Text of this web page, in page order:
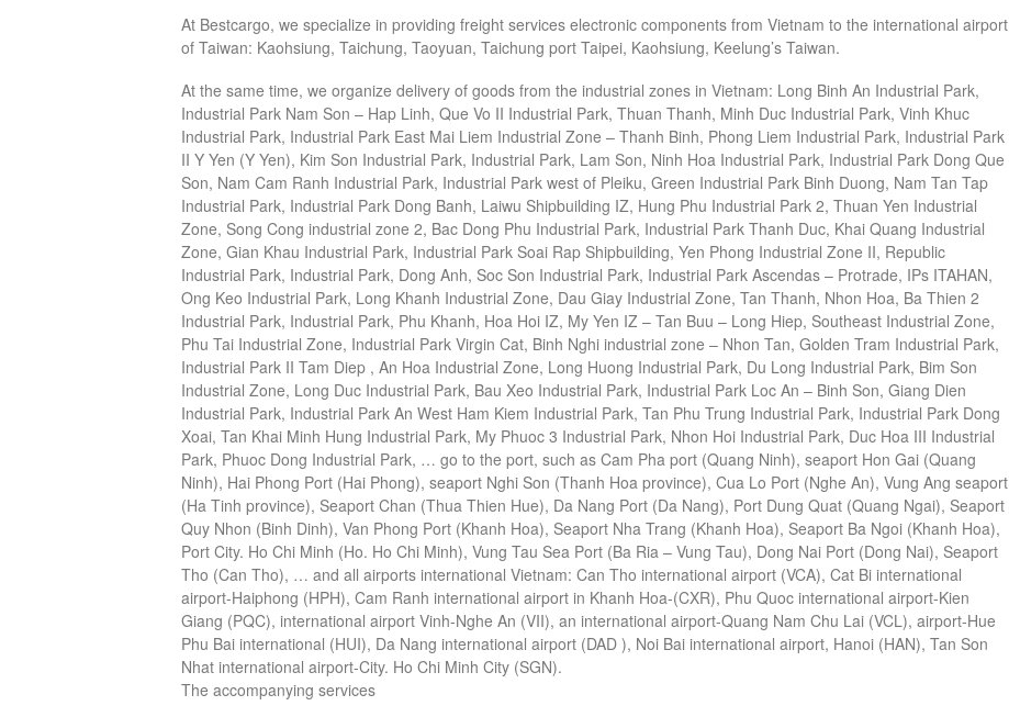
At Bestcargo, we specialize in providing freight services electronic components from Vietnam to the international airport
of Taiwan: Kaohsiung, Taichung, Taoyuan, Taichung port Taipei, Kaohsiung, Keelung’sTaiwan.
At the same time, we organize delivery of goods from the industrial zones in Vietnam: Long Binh An Industrial Park,
Industrial Park Nam Son – Hap Linh, Que Vo II Industrial Park, Thuan Thanh, Minh Duc Industrial Park, Vinh Khuc
Industrial Park, Industrial Park East Mai Liem Industrial Zone – Thanh Binh, Phong Liem Industrial Park, Industrial Park
II Y Yen (Y Yen), Kim Son Industrial Park, Industrial Park, Lam Son, Ninh Hoa Industrial Park, Industrial Park Dong Que
Son, Nam Cam Ranh Industrial Park, Industrial Park west of Pleiku, Green Industrial Park Binh Duong, Nam Tan Tap
Industrial Park, Industrial Park Dong Banh, Laiwu Shipbuilding IZ, Hung Phu Industrial Park 2, Thuan Yen Industrial
Zone, Song Cong industrial zone 2, Bac Dong Phu Industrial Park, Industrial Park Thanh Duc, Khai Quang Industrial
Zone, Gian Khau Industrial Park, Industrial Park Soai Rap Shipbuilding, Yen Phong Industrial Zone II, Republic
Industrial Park, Industrial Park, Dong Anh, Soc Son Industrial Park, Industrial Park Ascendas – Protrade, IPs ITAHAN,
Ong Keo Industrial Park, Long Khanh Industrial Zone, Dau Giay Industrial Zone, Tan Thanh, Nhon Hoa, Ba Thien 2
Industrial Park, Industrial Park, Phu Khanh, Hoa Hoi IZ, My Yen IZ – Tan Buu – Long Hiep, Southeast Industrial Zone,
Phu Tai Industrial Zone, Industrial Park Virgin Cat, Binh Nghi industrial zone – Nhon Tan, Golden Tram Industrial Park,
Industrial Park II Tam Diep , An Hoa Industrial Zone, Long Huong Industrial Park, Du Long Industrial Park, Bim Son
Industrial Zone, Long Duc Industrial Park, Bau Xeo Industrial Park, Industrial Park Loc An – Binh Son, Giang Dien
Industrial Park, Industrial Park An West Ham Kiem Industrial Park, Tan Phu Trung Industrial Park, Industrial Park Dong
Xoai, Tan Khai Minh Hung Industrial Park, My Phuoc 3 Industrial Park, Nhon Hoi Industrial Park, Duc Hoa III Industrial
Park, Phuoc Dong Industrial Park, … go to the port, such as Cam Pha port (Quang Ninh), seaport Hon Gai (Quang
Ninh), Hai Phong Port (Hai Phong), seaport Nghi Son (Thanh Hoa province), Cua Lo Port (Nghe An), Vung Ang seaport
(Ha Tinh province), Seaport Chan (Thua Thien Hue), Da Nang Port (Da Nang), Port Dung Quat (Quang Ngai), Seaport
Quy Nhon (Binh Dinh), Van Phong Port (Khanh Hoa), Seaport Nha Trang (Khanh Hoa), Seaport Ba Ngoi (Khanh Hoa),
Port City. Ho Chi Minh (Ho. Ho Chi Minh), Vung Tau Sea Port (Ba Ria – Vung Tau), Dong Nai Port (Dong Nai), Seaport
Tho (Can Tho), … and all airports international Vietnam: Can Tho international airport (VCA), Cat Bi international
airport-Haiphong (HPH), Cam Ranh international airport in Khanh Hoa-(CXR), Phu Quoc international airport-Kien
Giang (PQC), international airport Vinh-Nghe An (VII), an international airport-Quang Nam Chu Lai (VCL), airport-Hue
Phu Bai international (HUI), Da Nang international airport (DAD), Noi Bai international airport, Hanoi (HAN), Tan Son
Nhat international airport-City. Ho Chi Minh City (SGN).
The accompanying services